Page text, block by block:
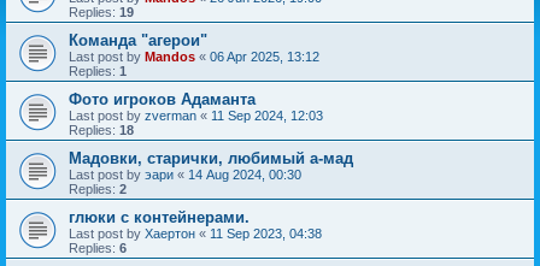
Replies: 19
Команда "агерои"
Last post by Mandos « 06 Apr 2025, 13:12
Replies: 1
Фото игроков Адаманта
Last post by zverman « 11 Sep 2024, 12:03
Replies: 18
Мадовки, старички, любимый а-мад
Last post by эари « 14 Aug 2024, 00:30
Replies: 2
глюки с контейнерами.
Last post by Хаертон « 11 Sep 2023, 04:38
Replies: 6